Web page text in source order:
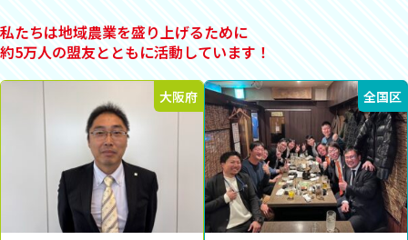
私たちは地域農業を盛り上げるために
約5万人の盟友とともに活動しています！
大阪府 全国区